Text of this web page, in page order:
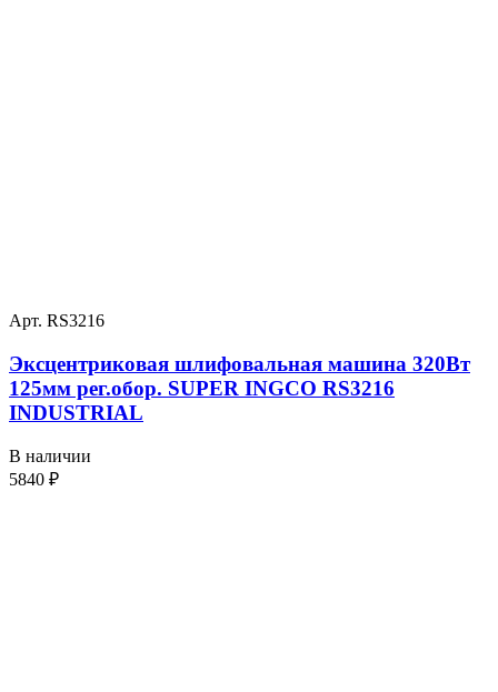
Арт. RS3216
Эксцентриковая шлифовальная машина 320Вт
125мм рег.обор. SUPER INGCO RS3216
INDUSTRIAL
В наличии
5840 ₽